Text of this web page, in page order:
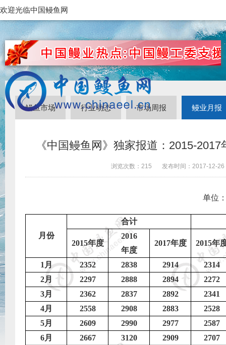
欢迎光临中国鳗鱼网
鳗鱼市场 行业动态 市场周报 鳗业月报
《中国鳗鱼网》独家报道：2015-
浏览次数： 215 发布时间： 2017-12-26
单位
月份
合计
2015年度
2016
年度
2017年度 2015年
1 月 2352 2838 2914
2314
2月 2297 2888 2894
2272
3月 2362 2837 2892
2341
4月 2558 2908 2883
2528
5月 2609 2990 2977
2587
6月 2667 3120 2909
2707